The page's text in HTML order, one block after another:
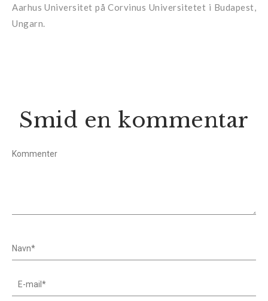
Aarhus Universitet på Corvinus Universitetet i Budapest,
Ungarn.
Smid en kommentar